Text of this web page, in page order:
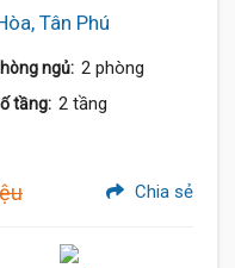
Tân Phú
ngủ: 2 phòng
tầng: 2 tầng
Chia sẻ